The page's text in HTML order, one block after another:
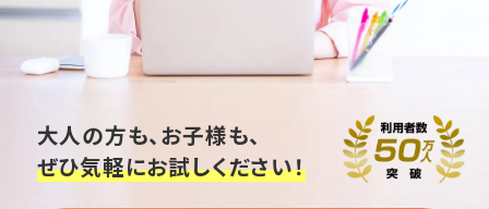
大人の方も、お子様も、
ぜひ気軽にお試しください！